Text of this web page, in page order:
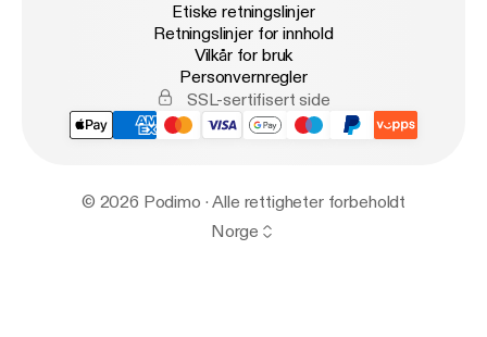
Etiske retningslinjer
Retningslinjer for innhold
Vilkår for bruk
Personvernregler
SSL-sertifisert side
© 2026 Podimo · Alle rettigheter forbeholdt
Norge